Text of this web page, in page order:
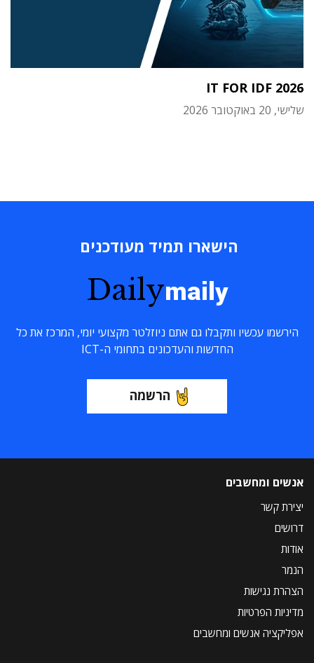
IT FOR IDF 2026
שלישי, 20 באוקטובר 2026
הישארו תמיד מעודכנים
Dailymaily
הירשמו עכשיו ותקבלו גם אתם ניוזלטר מקצועי יומי, המרכז את כל
החדשות והעדכונים בתחומי ה-ICT
הרשמה
אנשים ומחשבים
יצירת קשר
דרושים
אודות
הנמר
הצהרת נגישות
מדיניות הפרטיות
אפליקציה אנשים ומחשבים